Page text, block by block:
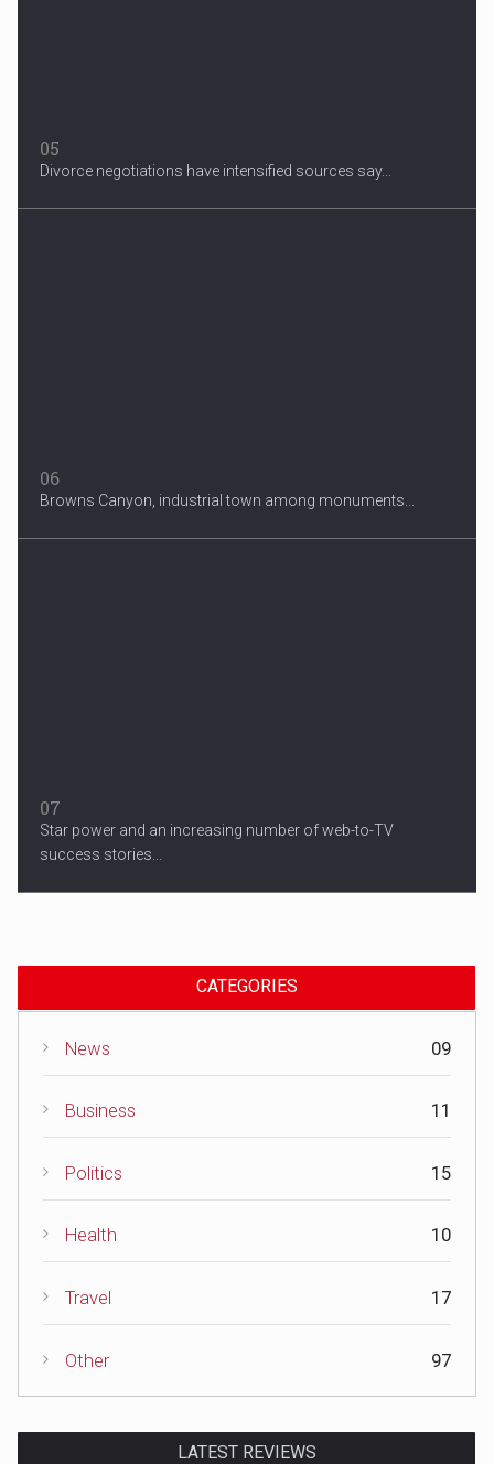
05
Divorce negotiations have intensified sources say...
06
Browns Canyon, industrial town among monuments...
07
Star power and an increasing number of web-to-TV
success stories...
CATEGORIES
News 09
Business 11
Politics 15
Health 10
Travel 17
Other 97
LATEST REVIEWS